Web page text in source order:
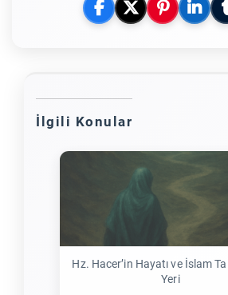
İlgili Konular
Hz. Hacer’in Hayatı ve İslam
Yeri